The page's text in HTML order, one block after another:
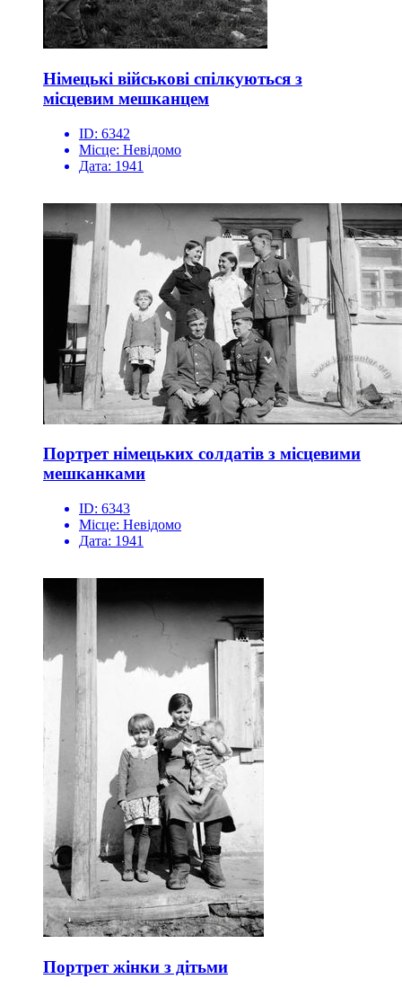
Німецькі військові спілкуються з
місцевим мешканцем
ID: 6342
Місце: Невідомо
Дата: 1941
Портрет німецьких солдатів з місцевими
мешканками
ID: 6343
Місце: Невідомо
Дата: 1941
Портрет жінки з дітьми